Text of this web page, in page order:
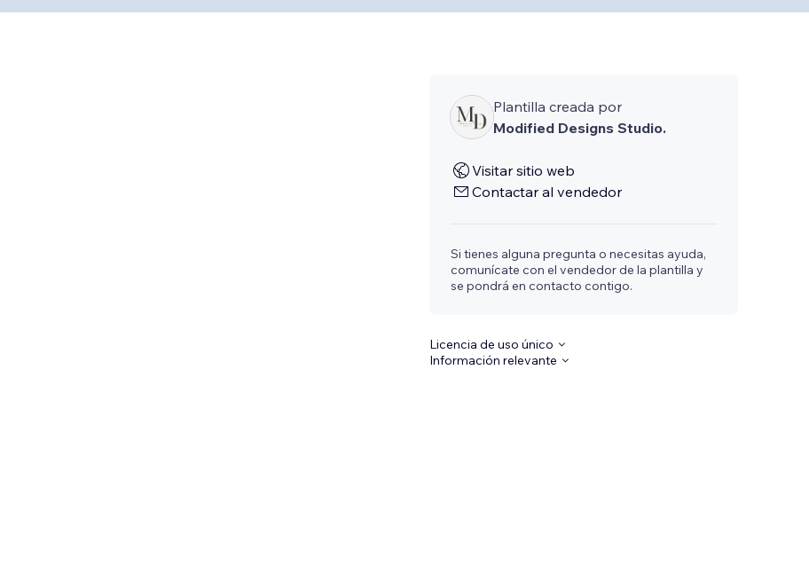
Plantilla creada por
Modified Designs Studio.
Visitar sitio web
Contactar al vendedor
Si tienes alguna pregunta o necesitas ayuda,
comunícate con el vendedor de la plantilla y
se pondrá en contacto contigo.
Licencia de uso único
Información relevante